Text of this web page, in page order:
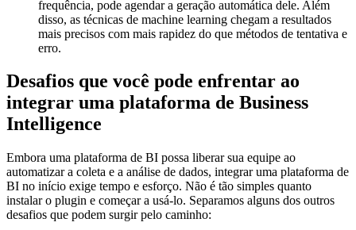
frequência, pode agendar a geração automática dele. Além
disso, as técnicas de machine learning chegam a resultados
mais precisos com mais rapidez do que métodos de tentativa e
erro.
Desafios que você pode enfrentar ao
integrar uma plataforma de Business
Intelligence
Embora uma plataforma de BI possa liberar sua equipe ao
automatizar a coleta e a análise de dados, integrar uma plataforma de
BI no início exige tempo e esforço. Não é tão simples quanto
instalar o plugin e começar a usá-lo. Separamos alguns dos outros
desafios que podem surgir pelo caminho: